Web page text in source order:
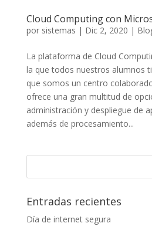
Cloud Computing con
por sistemas | Dic 2, 2020 |
La plataforma de Cloud
la que todos nuestros alumnos
que somos un centro
ofrece una gran multitud de
administración y despliegue de
además de procesamiento...
Entradas recientes
Día de internet segura